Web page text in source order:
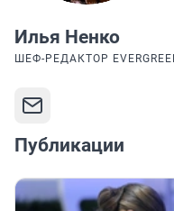
Илья Ненко
ШЕФ-РЕДАКТОР
Публикации